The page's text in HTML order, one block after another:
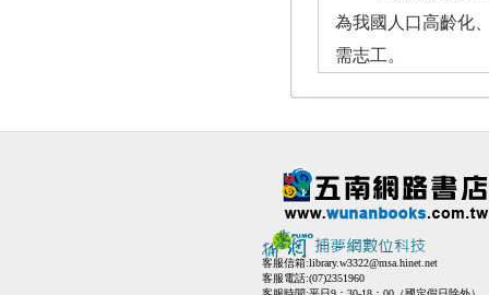
為我國人口高齡化
需志工。
客服信箱:library.w3322@msa.hinet.net
客服電話:(07)2351960